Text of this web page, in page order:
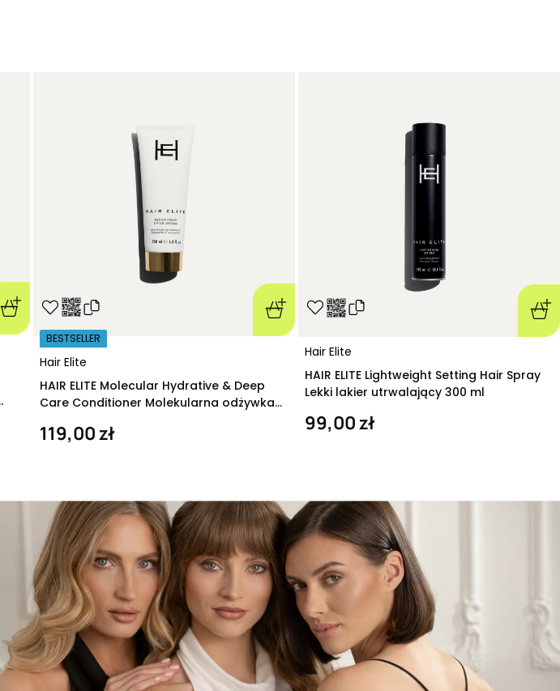
Hair Elite
BESTSELLER
HAIR ELITE Molecular Hydrative & Deep
Care Conditioner Molekularna odżywka
119,00 zł
Hair Elite
HAIR ELITE Lightweight Setting Hair Spray
Lekki lakier utrwalający 300 ml
99,00 zł